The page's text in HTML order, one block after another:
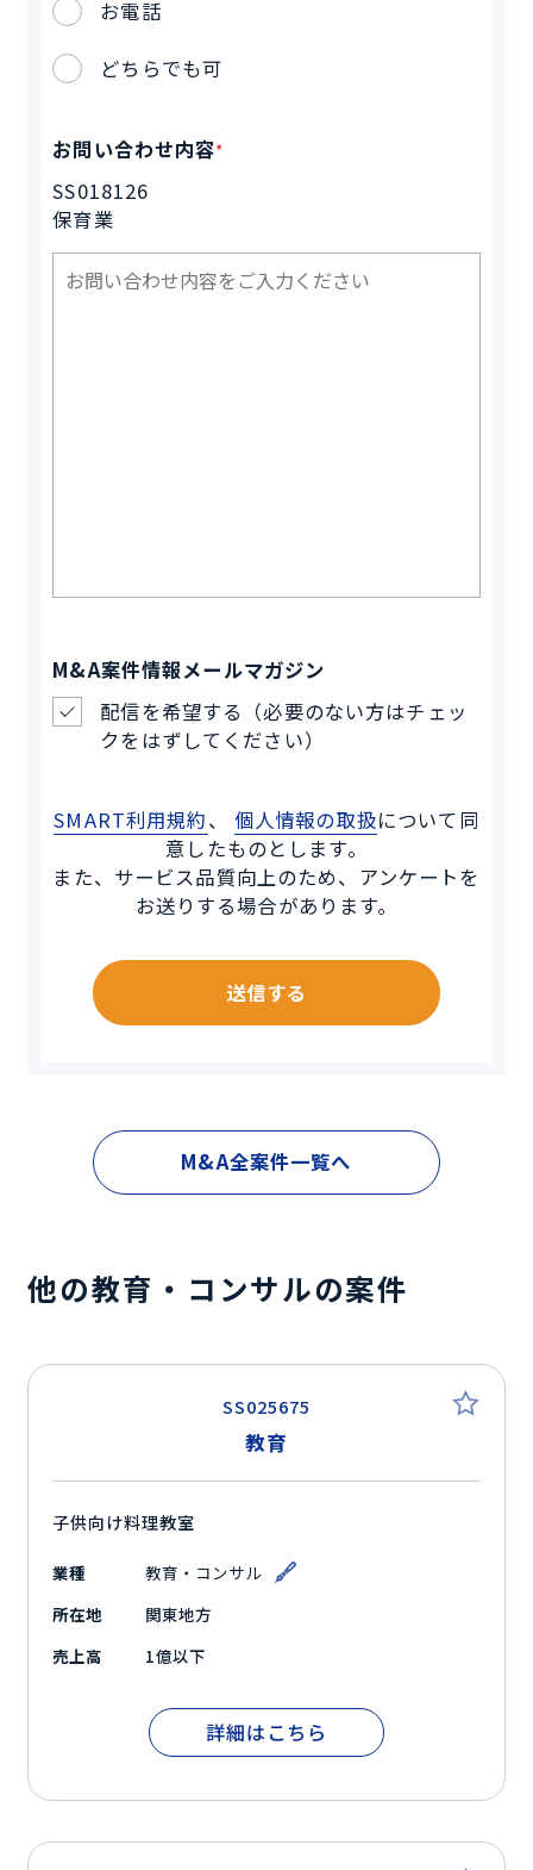
お電話
どちらでも可
お問い合わせ内容*
SS018126
保育業
M&A案件情報メールマガジン
配信を希望する（必要のない方はチェッ
クをはずしてください）
SMART利用規約、 個人情報の取扱について同
意したものとします。
また、サービス品質向上のため、アンケートを
お送りする場合があります。
送信する
M&A全案件一覧へ
他の教育・コンサルの案件
SS025675
教育
子供向け料理教室
業種
教育・コンサル
所在地
関東地方
売上高
1億以下
詳細はこちら